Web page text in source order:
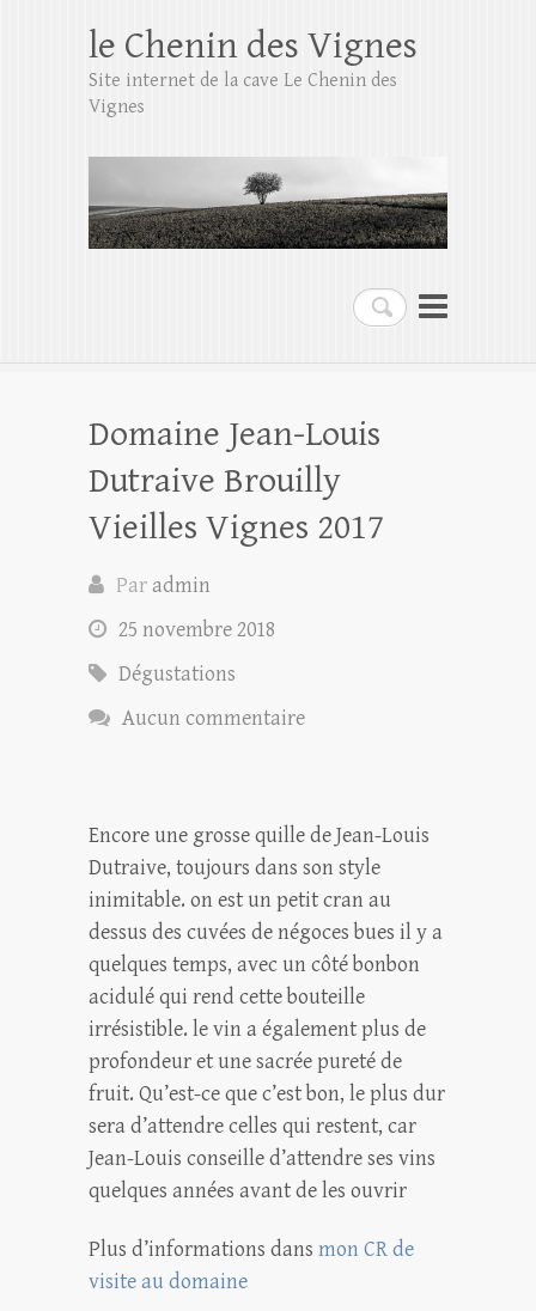
Rechercher
le Chenin des Vignes
Site internet de la cave Le Chenin des
Vignes
Domaine Jean-Louis
Dutraive Brouilly
Vieilles Vignes 2017
Par admin
25 novembre 2018
Dégustations
Aucun commentaire
Encore une grosse quille de Jean-Louis
Dutraive, toujours dans son style
inimitable. on est un petit cran au
dessus des cuvées de négoces bues il y a
quelques temps, avec un côté bonbon
acidulé qui rend cette bouteille
irrésistible. le vin a également plus de
profondeur et une sacrée pureté de
fruit. Qu’est-ce que c’est bon, le plus dur
sera d’attendre celles qui restent, car
Jean-Louis conseille d’attendre ses vins
quelques années avant de les ouvrir
Plus d’informations dans mon CR de
visite au domaine